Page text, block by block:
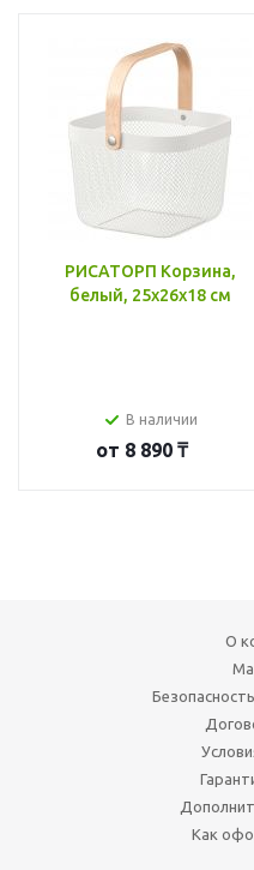
РИСАТОРП Корзина,
белый, 25x26x18 см
В наличии
от 8 890 ₸
О
Как